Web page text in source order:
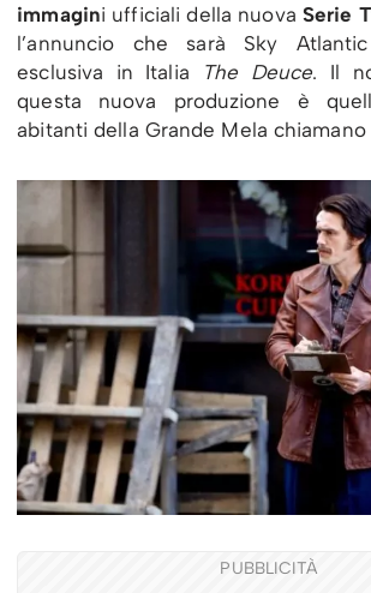
immagini ufficiali della nuova Serie
l’annuncio che sarà Sky
esclusiva in Italia
The Deuce. Il
questa nuova produzione è
abitanti della Grande Mela chiamano
PUBBLICITÀ